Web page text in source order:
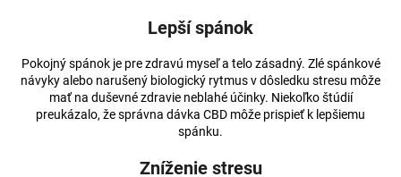
Lepší spánok
Pokojný spánok je pre zdravú myseľ a telo zásadný. Zlé spánkové
návyky alebo narušený biologický rytmus v dôsledku stresu môže
mať na duševné zdravie neblahé účinky. Niekoľko štúdií
preukázalo, že správna dávka CBD môže prispieť k lepšiemu
spánku.
Zníženie stresu